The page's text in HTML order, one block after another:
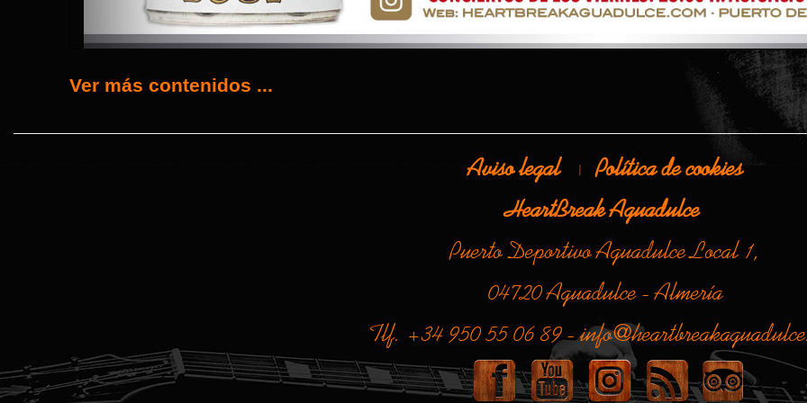
Ver más contenidos ...
Aviso legal |Política de cookies
HeartBreak Aguadulce
Puerto Deportivo Aguadulce Local 1,
04720 Aguadulce - Almería
Tlf. +34 950 55 06 89 -